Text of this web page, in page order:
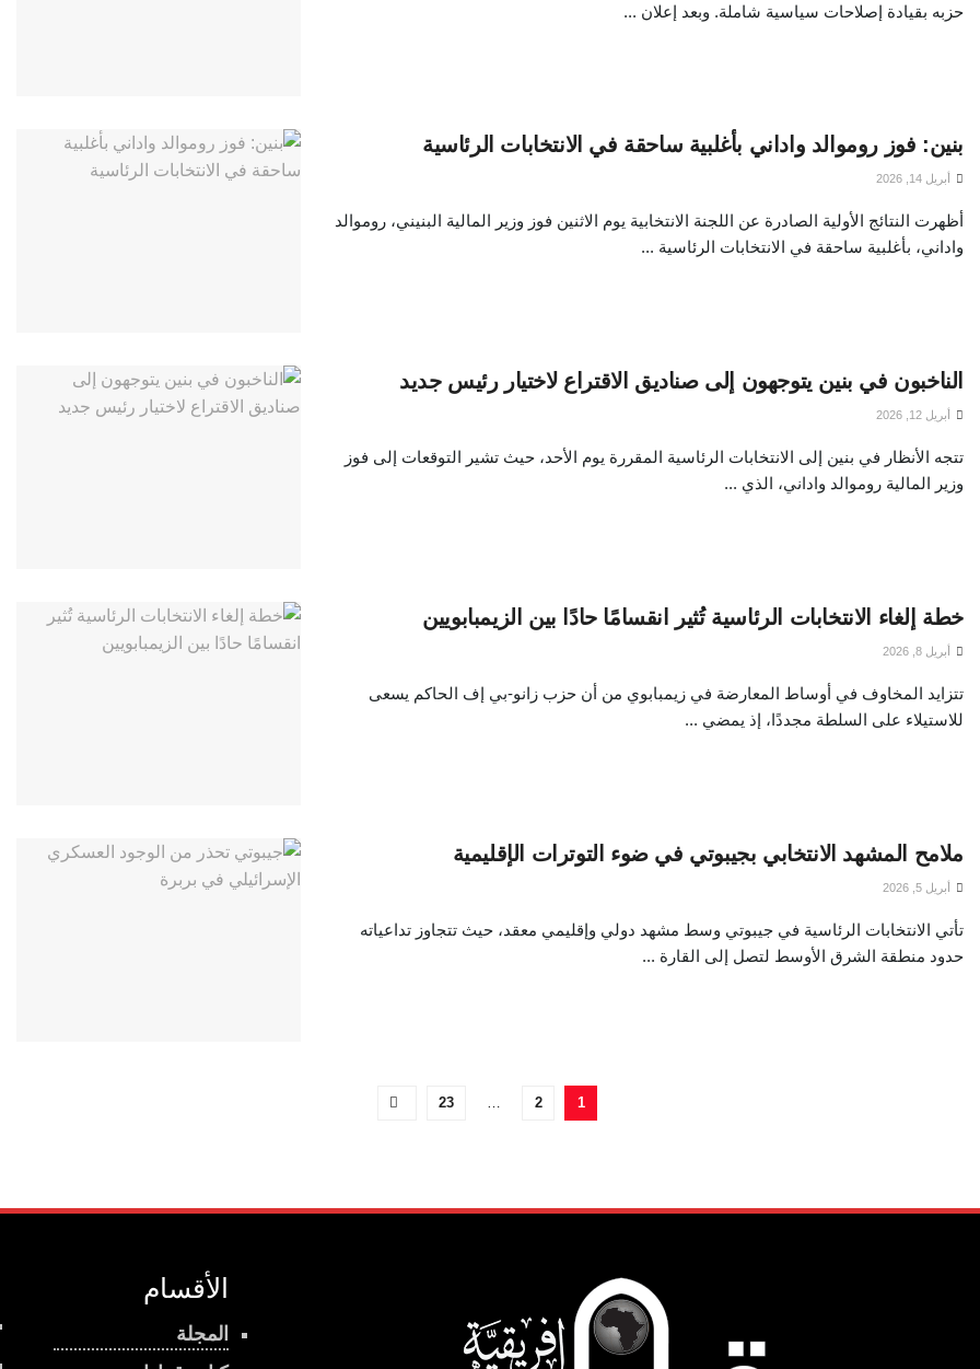
حزبه بقيادة إصلاحات سياسية شاملة. وبعد إعلان ...
بنين: فوز روموالد واداني بأغلبية ساحقة في الانتخابات الرئاسية
أبريل 14, 2026
أظهرت النتائج الأولية الصادرة عن اللجنة الانتخابية يوم الاثنين فوز وزير المالية البنيني، روموالد
واداني، بأغلبية ساحقة في الانتخابات الرئاسية ...
الناخبون في بنين يتوجهون إلى صناديق الاقتراع لاختيار رئيس جديد
أبريل 12, 2026
تتجه الأنظار في بنين إلى الانتخابات الرئاسية المقررة يوم الأحد، حيث تشير التوقعات إلى فوز
وزير المالية روموالد واداني، الذي ...
خطة إلغاء الانتخابات الرئاسية تُثير انقسامًا حادًا بين الزيمبابويين
أبريل 8, 2026
تتزايد المخاوف في أوساط المعارضة في زيمبابوي من أن حزب زانو-بي إف الحاكم يسعى
للاستيلاء على السلطة مجددًا، إذ يمضي ...
ملامح المشهد الانتخابي بجيبوتي في ضوء التوترات الإقليمية
أبريل 5, 2026
تأتي الانتخابات الرئاسية في جيبوتي وسط مشهد دولي وإقليمي معقد، حيث تتجاوز تداعياته
حدود منطقة الشرق الأوسط لتصل إلى القارة ...
1
2
…
23
الأقسام
المجلة